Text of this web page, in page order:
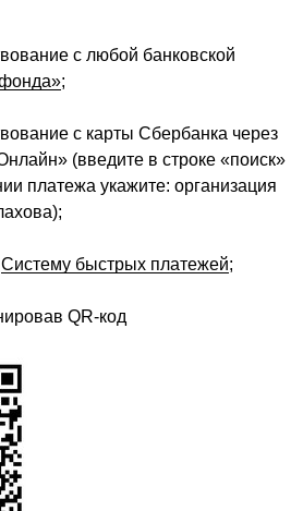
с любой банковской
;
с карты Сбербанка через
(введите в строке «поиск»
платежа укажите: организация
Систему быстрых платежей;